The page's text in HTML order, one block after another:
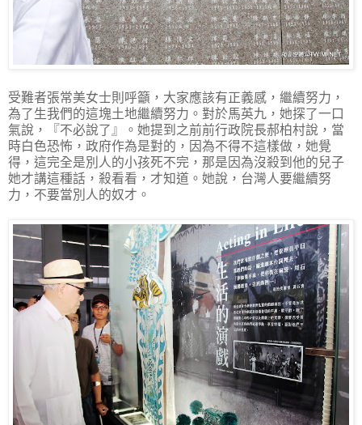
受難者張常美女士則呼籲，大家應該有正義感，繼續努力，
為了生我們的這塊土地繼續努力。對於馬英九，她探了一口
氣說，『不必說了』。她提到之前前行政院長郝柏村說，當
時白色恐怖，政府作為是對的，因為不得不這樣做，她覺
得，這完全是別人的小孩死不完，那是因為沒殺到他的兒子
她才講這種話，殺看看，才知道。她說，台灣人要繼續努
力，不要當別人的奴才。